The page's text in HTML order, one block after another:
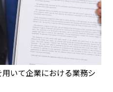
いて企業における業務シ